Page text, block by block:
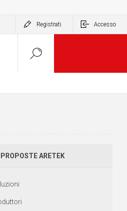
Registrati Accesso
PROPOSTE ARETEK